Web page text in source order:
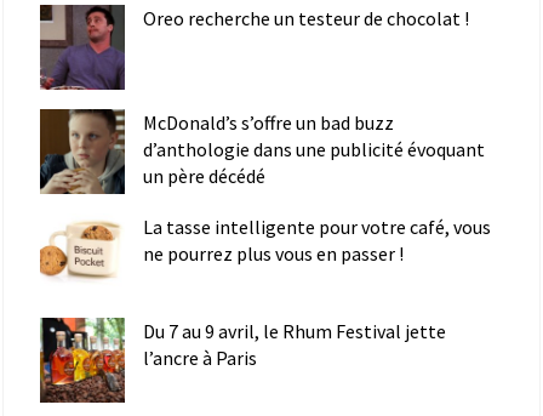
Oreo recherche un testeur de chocolat !
McDonald’s s’offre un bad buzz
d’anthologie dans une publicité évoquant
un père décédé
La tasse intelligente pour votre café, vous
ne pourrez plus vous en passer !
Du 7 au 9 avril, le Rhum Festival jette
l’ancre à Paris